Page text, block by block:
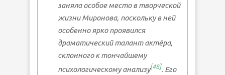
заняла особое место в творческой
жизни Миронова, поскольку в ней
особенно ярко проявился
драматический талант актёра,
склонного к тончайшему
психологическому анализу[48]. Его